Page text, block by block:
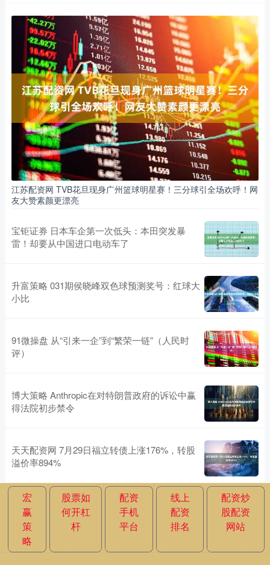
江苏配资网 TVB花旦现身广州篮球明星赛！三分球引全场欢呼！网
友大赞素颜更漂亮
宝钜证券 日本车企第一次低头：本田突发暴
雷！却要从中国进口电动车了
升富策略 031期侯晓峰双色球预测奖号：红球大
小比
91微操盘 从“引来一企”到“繁荣一链”（人民时
评）
博大策略 Anthropic在对特朗普政府的诉讼中赢
得法院初步禁令
天天配资网 7月29日福立转债上涨176%，转股
溢价率894%
宏
赢
策
略
股票如
何开杠
杆
配资
手机
平台
线上
配资
排名
配资炒
股配资
网站